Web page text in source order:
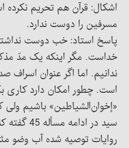
اشکال: قرآن هم تحریم
مسرفین را دوست ندارد.
پاسخ استاد: خب دوست
خداست. مگر اینکه یک مدّ
ندانیم. اما اگر عنوان
است. چطور امکان دارد کاری
«إخوان‌الشیاطین» باشیم ولی
سید در
روایات توصیه شده آب وضو